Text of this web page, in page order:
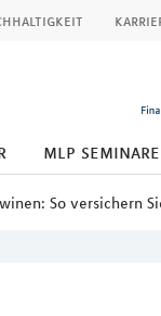
mlp seminare
So versichern